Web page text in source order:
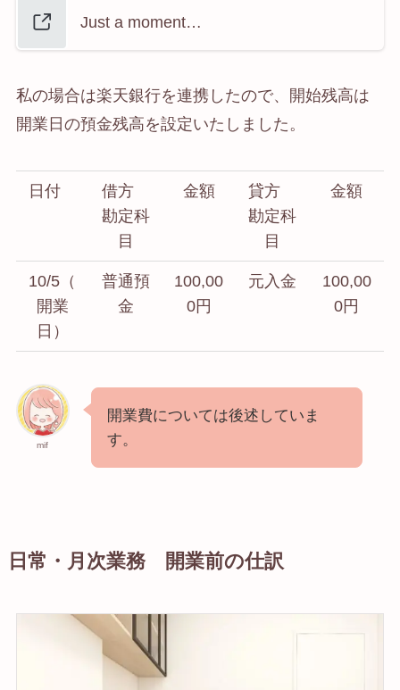
Just a moment…
私の場合は楽天銀行を連携したので、開始残高は
開業日の預金残高を設定いたしました。
日付
借方
勘定科
目
金額
貸方
勘定科
目
金額
10/5（
開業
日）
普通預
金
100,00
0円
元入金
100,00
0円
mif
開業費については後述していま
す。
日常・月次業務 開業前の仕訳